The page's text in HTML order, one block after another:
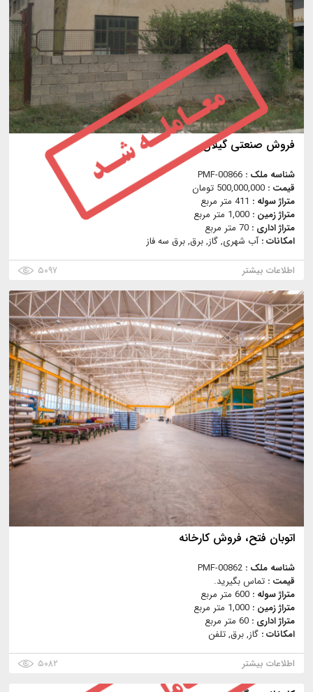
فروش صنعتی گيلان
شناسه ملک : PMF-00866
قیمت : 500,000,000 تومان
متراژ سوله : 411 متر مربع
متراژ زمین : 1,000 متر مربع
متراژ اداری : 70 متر مربع
امکانات :آب شهری, گاز, برق, برق سه فاز
اطلاعات بیشتر
۵۰۹۷
اتوبان فتح، فروش كارخانه
شناسه ملک : PMF-00862
قیمت : تماس بگیرید.
متراژ سوله : 600 متر مربع
متراژ زمین : 1,000 متر مربع
متراژ اداری : 60 متر مربع
امکانات : گاز, برق, تلفن
اطلاعات بیشتر
۵۰۸۲